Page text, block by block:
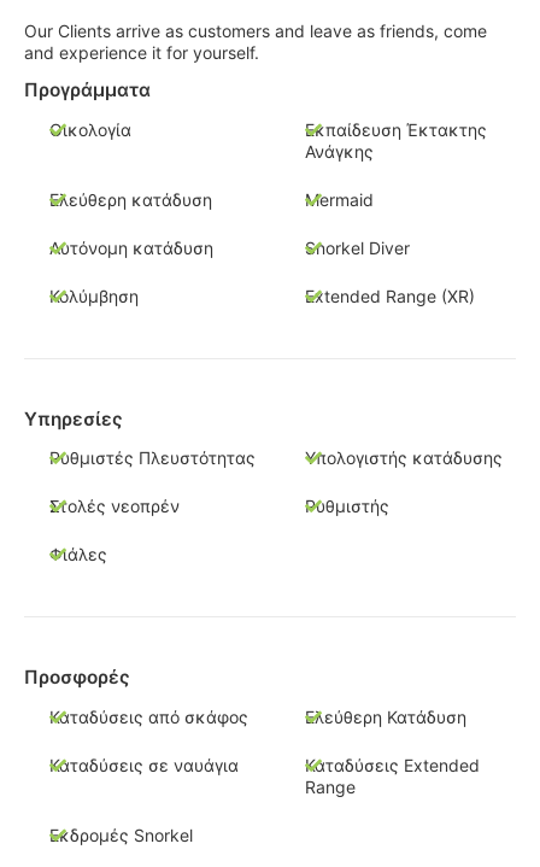
Our Clients arrive as customers and leave as friends, come
and experience it for yourself.
Προγράμματα
Οικολογία
Εκπαίδευση Έκτακτης
Ανάγκης
Ελεύθερη κατάδυση Mermaid
Αυτόνομη κατάδυση Snorkel Diver
Κολύμβηση Extended Range (XR)
Υπηρεσίες
Ρυθμιστές Πλευστότητας Υπολογιστής κατάδυσης
Στολές νεοπρέν Ρυθμιστής
Φιάλες
Προσφορές
Καταδύσεις από σκάφος Ελεύθερη Κατάδυση
Καταδύσεις σε ναυάγια
Καταδύσεις Extended
Range
Εκδρομές Snorkel